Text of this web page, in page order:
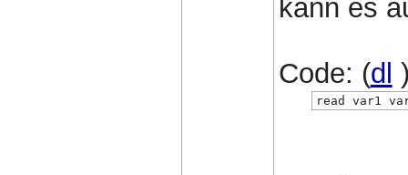
kann es
Code: (dl
read var1